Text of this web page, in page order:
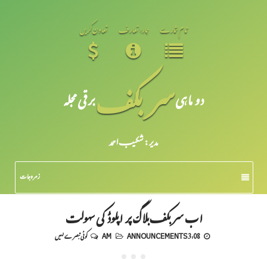
تمام شمارے ہمارا تعارف تعاون کریں
دو ماہیسر بکفبرقی مجلہ
مدیر: شکیبـ احمد
زمرہ جات
اب سربکف بلاگ پر اپلوڈ کی سہولت
3:08 AM
ANNOUNCEMENTS کوئی تبصرے نہیں